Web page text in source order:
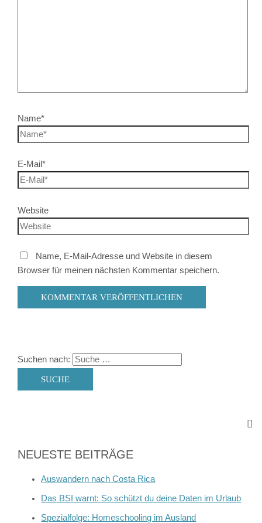
Name*
E-Mail*
Website
Name, E-Mail-Adresse und Website in diesem
Browser für meinen nächsten Kommentar speichern.
Suchen nach:
NEUESTE BEITRÄGE
Auswandern nach Costa Rica
Das BSI warnt: So schützt du deine Daten im Urlaub
Spezialfolge: Homeschooling im Ausland